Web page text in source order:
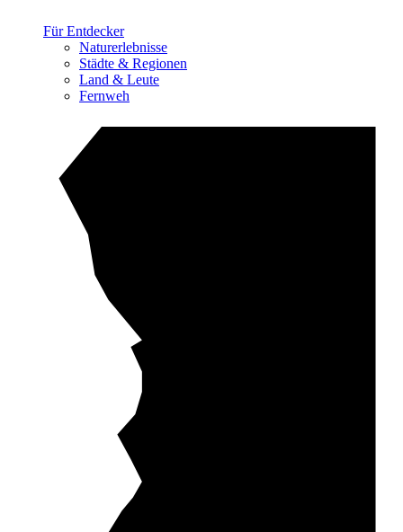
Für Entdecker
Naturerlebnisse
Städte & Regionen
Land & Leute
Fernweh